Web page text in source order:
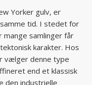
Yorker gulv, er
tid. I stedet for
samlinger får
karakter. Hos
vælger denne type
end et klassisk
den industrielle